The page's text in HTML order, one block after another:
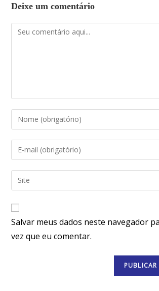
Deixe um comentário
Salvar meus dados neste navegador
vez que eu comentar.